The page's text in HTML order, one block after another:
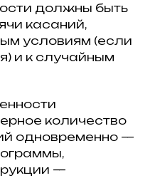
должны быть
касаний,
условиям (если
и к случайным
количество
одновременно —
—